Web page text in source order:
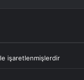
işaretlenmişlerdir